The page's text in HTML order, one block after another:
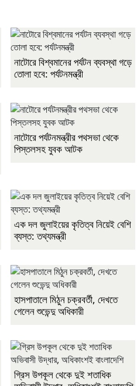
নাটোরে বিশ্বমানের পর্যটন ব্যবস্থা গড়ে
তোলা হবে: পর্যটনমন্ত্রী
নাটোরে পর্যটনমন্ত্রীর পথসভা থেকে
পিস্তলসহ যুবক আটক
এক দল জুলাইয়ের কৃতিত্ব নিয়েই বেশি
ব্যস্ত: তথ্যমন্ত্রী
হাসপাতালে মিঠুন চক্রবর্তী, দেখতে
গেলেন শুভেন্দু অধিকারী
গ্রিস উপকূল থেকে দুই শতাধিক